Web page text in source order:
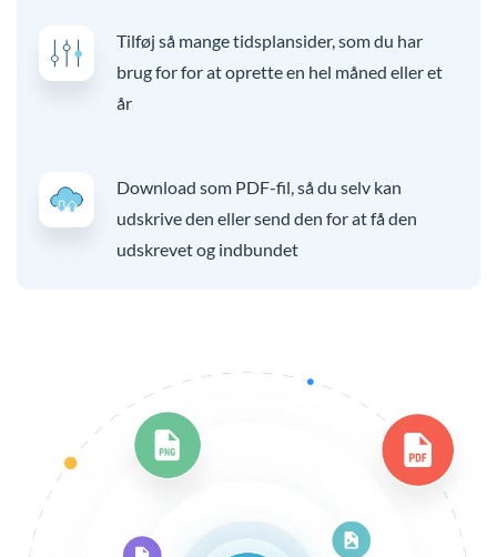
Tilføj så mange tidsplansider, som du har
brug for for at oprette en hel måned eller et
år
Download som PDF-fil, så du selv kan
udskrive den eller send den for at få den
udskrevet og indbundet